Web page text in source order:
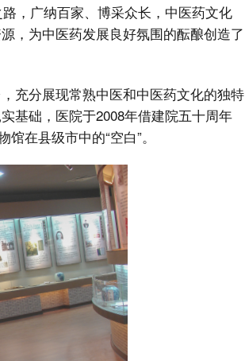
，广纳百家、博采众长，中医药文化
，为中医药发展良好氛围的酝酿创造了
充分展现常熟中医和中医药文化的独特
基础，医院于2008年借建院五十周年
在县级市中的“空白”。